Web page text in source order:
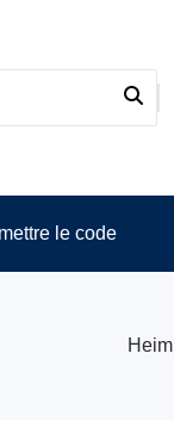
le code
Heim